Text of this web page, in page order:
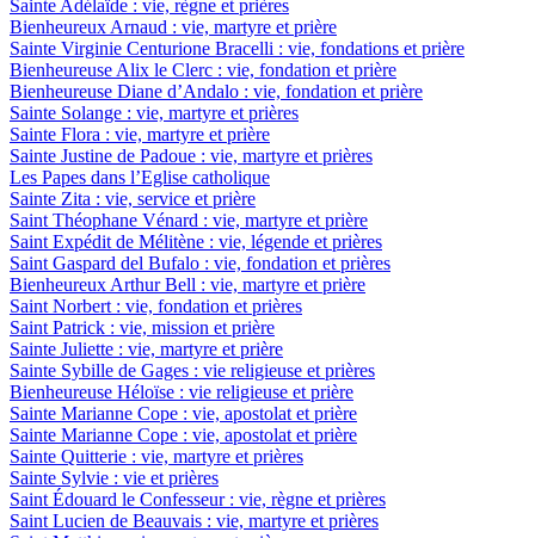
Sainte Adélaïde : vie, règne et prières
Bienheureux Arnaud : vie, martyre et prière
Sainte Virginie Centurione Bracelli : vie, fondations et prière
Bienheureuse Alix le Clerc : vie, fondation et prière
Bienheureuse Diane d’Andalo : vie, fondation et prière
Sainte Solange : vie, martyre et prières
Sainte Flora : vie, martyre et prière
Sainte Justine de Padoue : vie, martyre et prières
Les Papes dans l’Eglise catholique
Sainte Zita : vie, service et prière
Saint Théophane Vénard : vie, martyre et prière
Saint Expédit de Mélitène : vie, légende et prières
Saint Gaspard del Bufalo : vie, fondation et prières
Bienheureux Arthur Bell : vie, martyre et prière
Saint Norbert : vie, fondation et prières
Saint Patrick : vie, mission et prière
Sainte Juliette : vie, martyre et prière
Sainte Sybille de Gages : vie religieuse et prières
Bienheureuse Héloïse : vie religieuse et prière
Sainte Marianne Cope : vie, apostolat et prière
Sainte Marianne Cope : vie, apostolat et prière
Sainte Quitterie : vie, martyre et prières
Sainte Sylvie : vie et prières
Saint Édouard le Confesseur : vie, règne et prières
Saint Lucien de Beauvais : vie, martyre et prières